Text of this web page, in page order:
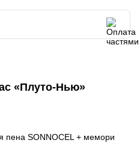
«Плуто-Нью»
пена SONNOCEL + мемори